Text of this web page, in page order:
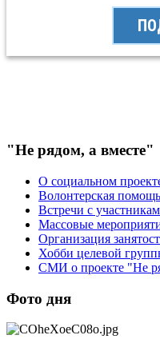
"Не рядом, а вместе"
О социальном
Волонтерская помощь
Встречи с
Массовые
Организация
Хобби целевой
СМИ о проекте "Не
Фото дня